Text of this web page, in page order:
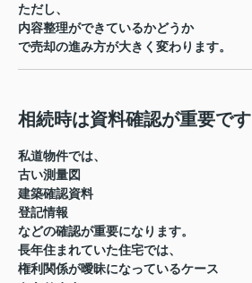
ただし、
内容整理ができているかどうか
で売却の進み方が大きく変わります。
相続時は資料確認が重要です
私道物件では、
古い測量図
建築確認資料
登記情報
などの確認が重要になります。
長年住まれていた住宅では、
権利関係が曖昧になっているケース